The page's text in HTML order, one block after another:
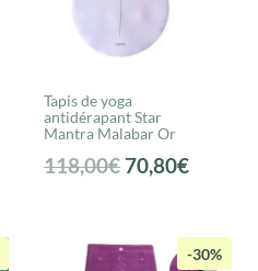
Tapis de yoga
antidérapant Star
Mantra Malabar Or
118,00€ Le
était :
70,80€Le
est :
-30%